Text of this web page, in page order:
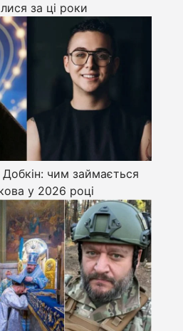
за ці роки
чим займається
у 2026 році